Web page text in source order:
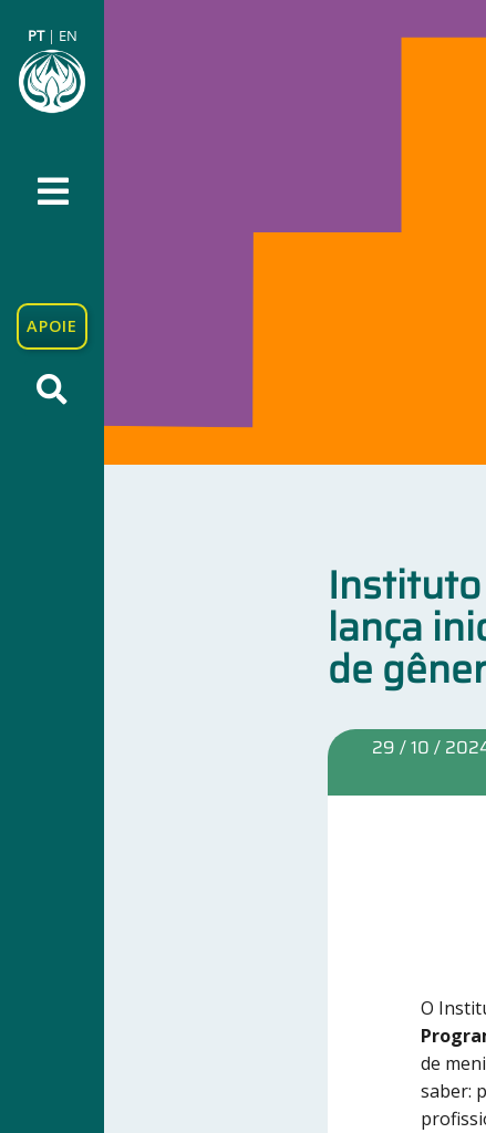
PT| EN
APOIE
Instituto
lança
de
29 / 10 /
O
de
saber: